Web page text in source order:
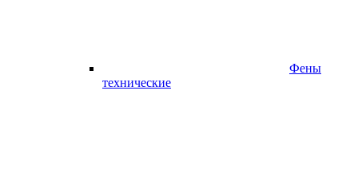
Фены
технические